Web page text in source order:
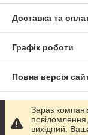
Доставка та
Графік роботи
Повна версія
Сайт створено
Зараз
повідомлення,
вихідний.